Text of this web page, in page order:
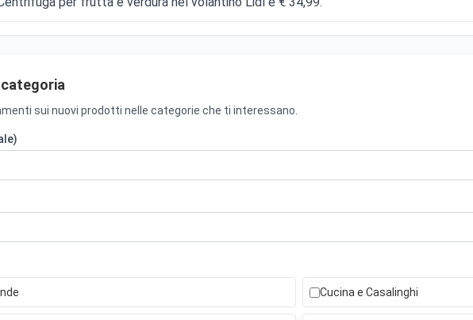
sui nuovi prodotti nelle categorie che ti interessano.
Cucina e Casalinghi